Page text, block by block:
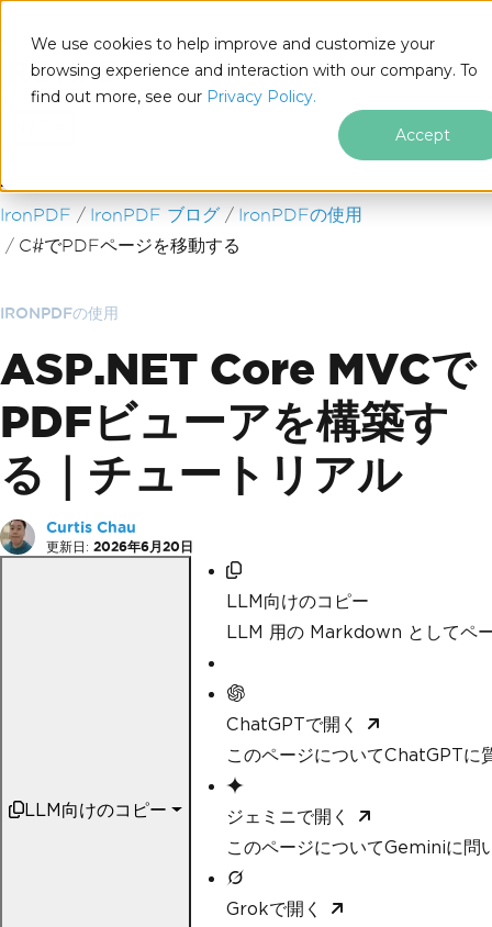
We use cookies to help improve and customize your
browsing experience and interaction with our company. To
find out more, see our Privacy Policy.
Accept
フッターコンテンツにスキップ
IronPDF IronPDF ブログ
IronPDFの使用
C#でPDFページを移動する
IRONPDFの使用
ASP.NET Core MVCで
PDFビューアを構築す
る｜チュートリアル
Curtis Chau
更新日: 2026年6月20日
LLM向けのコピー
LLM向けのコピー
LLM 用の Markdown としてペ
ChatGPTで開く
このページについてChatGPTに
ジェミニで開く
このページについてGeminiに問
Grokで開く